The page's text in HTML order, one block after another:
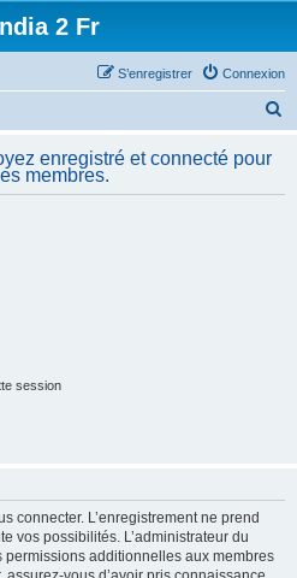
2 Fr
Connexion
S’enregistrer
h
enregistré et connecté pour
membres.
session
connecter. L’enregistrement ne prend
vos possibilités. L’administrateur du
additionnelles aux membres